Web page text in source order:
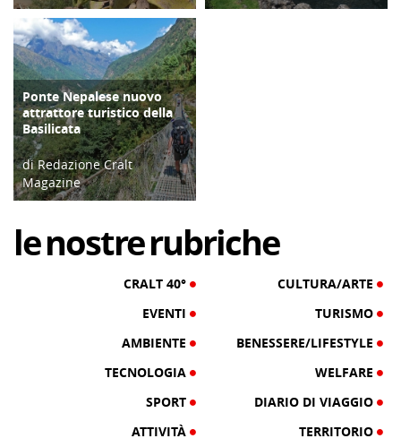
28/07/21
TERRITORIO
Ponte Nepalese nuovo
attrattore turistico della
Basilicata
di Redazione Cralt
Magazine
lenostrerubriche
CRALT 40°
CULTURA/ARTE
EVENTI
TURISMO
AMBIENTE
BENESSERE/LIFESTYLE
TECNOLOGIA
WELFARE
SPORT
DIARIO DI VIAGGIO
ATTIVITÀ
TERRITORIO